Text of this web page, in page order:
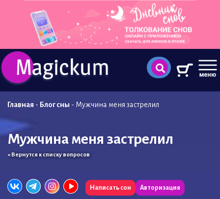
Главная - Блог сны - Мужчина меня застрелил
Мужчина меня застрелил
« Вернутся к списку вопросов
Написать сон Авторизация